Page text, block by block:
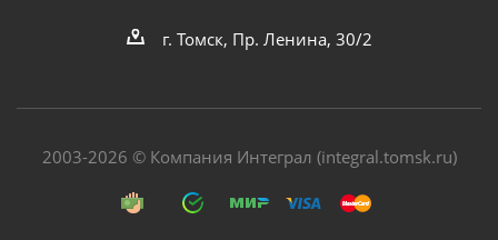
г. Томск, Пр. Ленина, 30/2
2003-2026 © Компания Интеграл (integral.tomsk.ru)